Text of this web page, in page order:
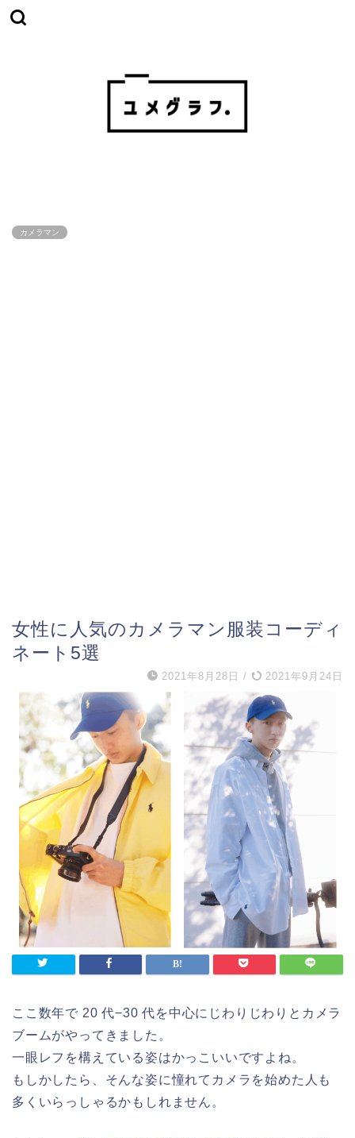
カメラマン
⼥性に⼈気のカメラマン服装コーディ
ネート5選
2021年8月28日 / 2021年9月24日
ここ数年で 20 代−30 代を中心にじわりじわりとカメラ
ブームがやってきました。
一眼レフを構えている姿はかっこいいですよね。
もしかしたら、そんな姿に憧れてカメラを始めた人も
多くいらっしゃるかもしれません。